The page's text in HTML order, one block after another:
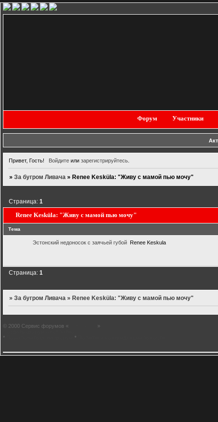
Форум Участники
Привет, Гость! Войдитеили зарегистрируйтесь.
»За бугром Ливача » Renee Kesküla: "Живу с мамой пью мочу"
Renee Kesküla: "Живу с мамой пью мочу"
Страница:1
Тема
Эстонский недоносок с заячьей губой Renee Keskula
Страница:1
»За бугром Ливача » Renee Kesküla: "Живу с мамой пью мочу"
© 2000 Сервис форумов «
»
*
*